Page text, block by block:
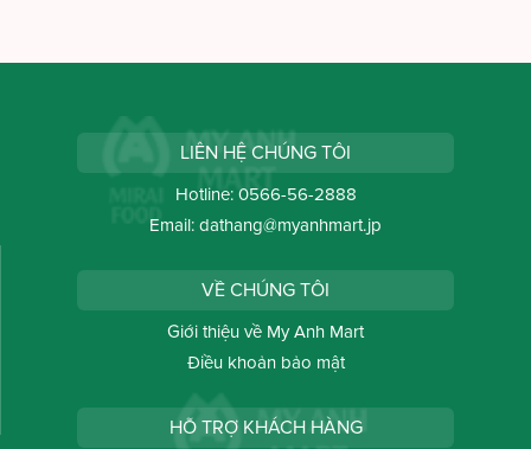
LIÊN HỆ CHÚNG TÔI
Hotline: 0566-56-2888
Email: dathang@myanhmart.jp
VỀ CHÚNG TÔI
Giới thiệu về My Anh Mart
Điều khoản bảo mật
HỖ TRỢ KHÁCH HÀNG